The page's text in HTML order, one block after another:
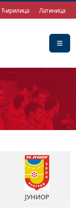
Ћирилица Латиница
ЈУНИОР